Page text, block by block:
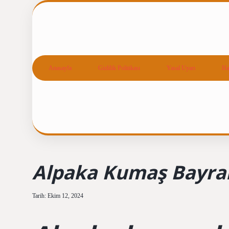
Anasayfa Gizlilik Politikası Yasal Uyarı
Alpaka Kumaş
Tarih: Ekim 12, 2024